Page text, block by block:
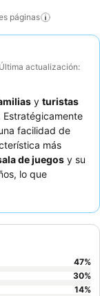
páginas
actualización:
y turistas
facilidad de
más
de juegos y su
lo que
habitación con
47%
30%
14%